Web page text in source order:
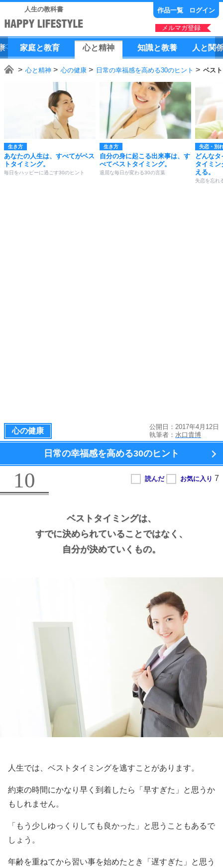
人生の教科書 作品一覧 ログイン
メルマガ登録
家庭と教育 心と精神 知識と教養 人 と 関
心と精神 心の健康 日常の幸福感を高める30のヒント ベス
生き方
あなたの人生は、すべてがベス
トタイミング。
毎日をハッピーに過ごす30のヒント
生き方
自分の身に起こる出来事は、す
べてベストタイミング。
退屈な毎日が変わる30の言葉
失恋・別
どんな
タイミ
える。
失恋を忘れ
心の健康
公開日：2017年4月12日
執筆者： 水口貴博
日常の幸福感を高める30のヒント
10
ベストタイミングは、
すでに決められていることではなく、
自分が決めていくもの。
人生では、ベストタイミングを逃すことがあります。
約束の時間にかなり早く到着したら「早すぎた」と思うか
もしれません。
「もう少しゆっくりしても良かった」と思うこともあるで
しょう。
年齢を重ねてから習い事を始めたとき「遅すぎた」と思う